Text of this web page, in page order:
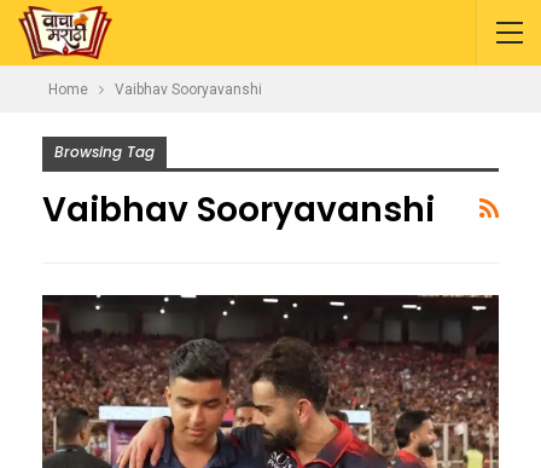
Home Vaibhav Sooryavanshi
Browsing Tag
Vaibhav Sooryavanshi